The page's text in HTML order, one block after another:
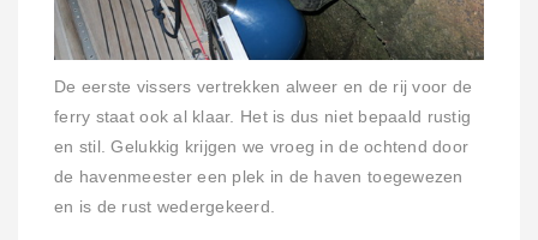
De eerste vissers vertrekken alweer en de rij voor de
ferry staat ook al klaar. Het is dus niet bepaald rustig
en stil. Gelukkig krijgen we vroeg in de ochtend door
de havenmeester een plek in de haven toegewezen
en is de rust wedergekeerd.